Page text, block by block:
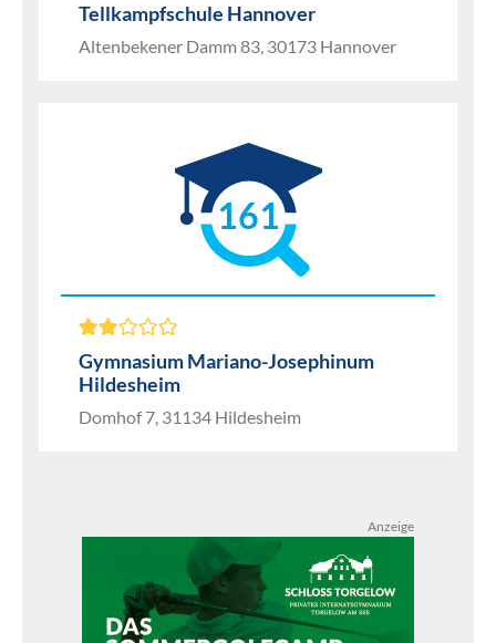
Tellkampfschule Hannover
Altenbekener Damm 83, 30173 Hannover
161
Gymnasium Mariano-Josephinum
Hildesheim
Domhof 7, 31134 Hildesheim
Anzeige